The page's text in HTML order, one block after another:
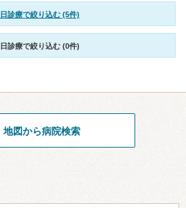
診療で絞り込む (5件)
診療で絞り込む (0件)
地図から病院検索